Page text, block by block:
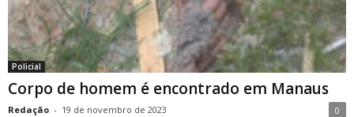
Policial
Corpo de homem é encontrado em Manaus
Redação - 19 de novembro de 2023 0